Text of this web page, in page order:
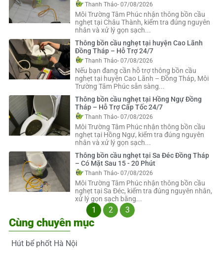
Thanh Thảo- 07/08/2026
Môi Trường Tâm Phúc nhận thông bồn cầu
nghẹt tại Châu Thành, kiểm tra đúng nguyên
nhân và xử lý gọn sạch...
Thông bồn cầu nghẹt tại huyện Cao Lãnh
Đồng Tháp – Hỗ Trợ 24/7
Thanh Thảo- 07/08/2026
Nếu bạn đang cần hỗ trợ thông bồn cầu
nghẹt tại huyện Cao Lãnh – Đồng Tháp, Môi
Trường Tâm Phúc sẵn sàng...
Thông bồn cầu nghẹt tại Hồng Ngự Đồng
Tháp – Hỗ Trợ Cấp Tốc 24/7
Thanh Thảo- 07/08/2026
Môi Trường Tâm Phúc nhận thông bồn cầu
nghẹt tại Hồng Ngự, kiểm tra đúng nguyên
nhân và xử lý gọn sạch...
Thông bồn cầu nghẹt tại Sa Đéc Đồng Tháp
– Có Mặt Sau 15 - 20 Phút
Thanh Thảo- 07/08/2026
Môi Trường Tâm Phúc nhận thông bồn cầu
nghẹt tại Sa Đéc, kiểm tra đúng nguyên nhân,
xử lý gọn sạch bằng...
1 2 3
Cùng chuyên mục
Hút bể phốt Hà Nội